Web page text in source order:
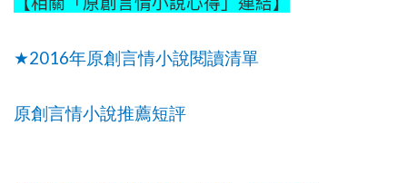
★2016年原創言情小說閱讀清單
原創言情小說推薦短評